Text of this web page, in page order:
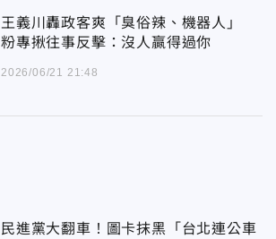
王義川轟政客爽「臭俗辣、機器人」
粉專揪往事反擊：沒人贏得過你
2026/06/21 21:48
民進黨大翻車！圖卡抹黑「台北連公車